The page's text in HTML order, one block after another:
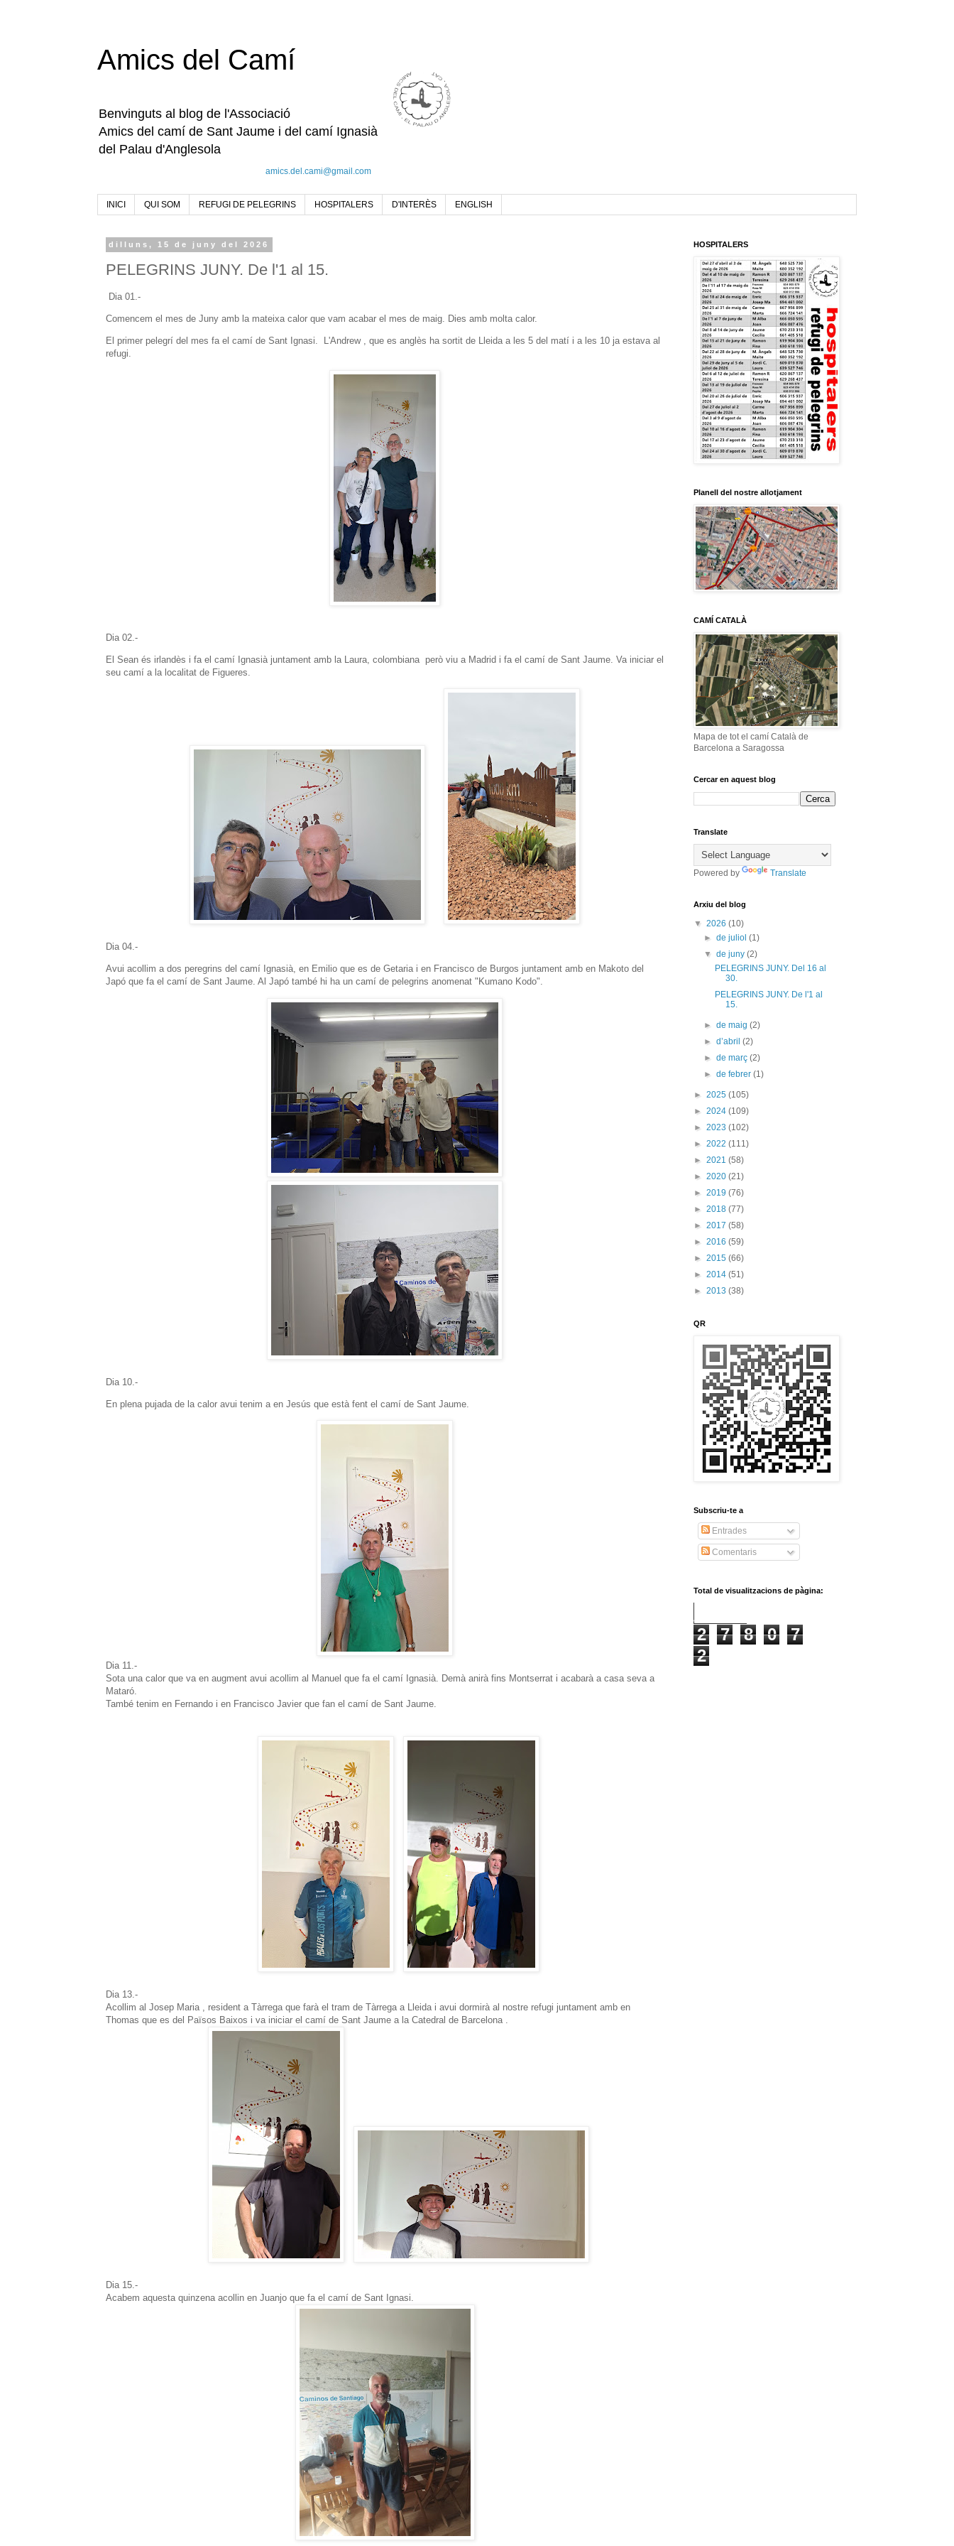
Amics del Camí
Benvinguts al blog de l'Associació
Amics del camí de Sant Jaume i del camí Ignasià
del Palau d'Anglesola
amics.del.cami@gmail.com
INICI QUI SOM REFUGI DE PELEGRINS HOSPITALERS D'INTERÈS ENGLISH
dilluns, 15 de juny del 2026
PELEGRINS JUNY. De l'1 al 15.
Dia 01.-
Comencem el mes de Juny amb la mateixa calor que vam acabar el mes de maig. Dies amb molta calor.
El primer pelegrí del mes fa el camí de Sant Ignasi. L'Andrew , que es anglès ha sortit de Lleida a les 5 del matí i a les 10 ja estava al
refugi.
Dia 02.-
El Sean és irlandès i fa el camí Ignasià juntament amb la Laura, colombiana però viu a Madrid i fa el camí de Sant Jaume. Va iniciar el
seu camí a la localitat de Figueres.
Dia 04.-
Avui acollim a dos peregrins del camí Ignasià, en Emilio que es de Getaria i en Francisco de Burgos juntament amb en Makoto del
Japó que fa el camí de Sant Jaume. Al Japó també hi ha un camí de pelegrins anomenat "Kumano Kodo".
Dia 10.-
En plena pujada de la calor avui tenim a en Jesús que està fent el camí de Sant Jaume.
Dia 11.-
Sota una calor que va en augment avui acollim al Manuel que fa el camí Ignasià. Demà anirà fins Montserrat i acabarà a casa seva a
Mataró.
També tenim en Fernando i en Francisco Javier que fan el camí de Sant Jaume.
Dia 13.-
Acollim al Josep Maria , resident a Tàrrega que farà el tram de Tàrrega a Lleida i avui dormirà al nostre refugi juntament amb en
Thomas que es del Països Baixos i va iniciar el camí de Sant Jaume a la Catedral de Barcelona .
Dia 15.-
Acabem aquesta quinzena acollin en Juanjo que fa el camí de Sant Ignasi.
HOSPITALERS
Planell del nostre allotjament
CAMÍ CATALÀ
Mapa de tot el camí Català de
Barcelona a Saragossa
Cercar en aquest blog
Translate
Powered by Translate
Arxiu del blog
▼ 2026 (10)
►de juliol(1)
▼de juny(2)
PELEGRINS JUNY. Del 16 al
30.
PELEGRINS JUNY. De l'1 al
15.
►de maig(2)
►d’abril(2)
►de març(2)
►de febrer(1)
► 2025 (105)
► 2024 (109)
► 2023 (102)
► 2022 (111)
► 2021 (58)
► 2020 (21)
► 2019 (76)
► 2018 (77)
► 2017 (58)
► 2016 (59)
► 2015 (66)
► 2014 (51)
► 2013 (38)
QR
Subscriu-te a
Entrades
Comentaris
Total de visualitzacions de pàgina:
2 7 8 0
7
2